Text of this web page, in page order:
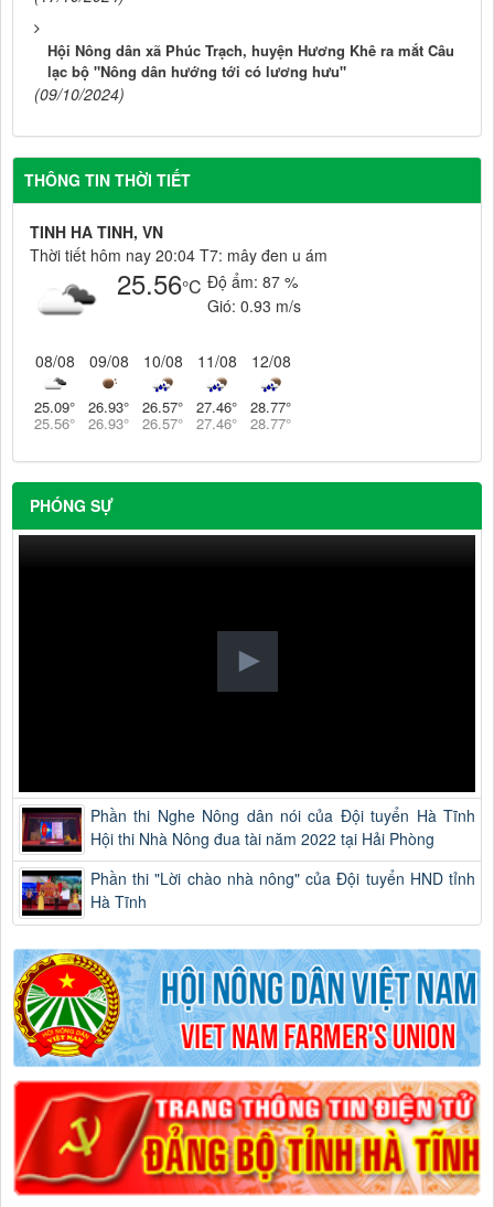
Hội Nông dân xã Phúc Trạch, huyện Hương Khê ra mắt Câu
lạc bộ "Nông dân hướng tới có lương hưu"
(09/10/2024)
THÔNG TIN THỜI TIẾT
TINH HA TINH, VN
Thời tiết hôm nay 20:04 T7: mây đen u ám
25.56°C Độ ẩm: 87 %
Gió: 0.93 m/s
08/08
25.09°
25.56°
09/08
26.93°
26.93°
10/08
26.57°
26.57°
11/08
27.46°
27.46°
12/08
28.77°
28.77°
PHÓNG SỰ
Phần thi Nghe Nông dân nói của Đội tuyển Hà Tĩnh
Hội thi Nhà Nông đua tài năm 2022 tại Hải Phòng
Phần thi "Lời chào nhà nông" của Đội tuyển HND tỉnh
Hà Tĩnh